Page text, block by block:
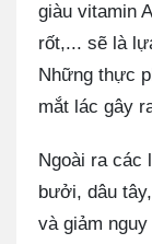
giàu vitamin
rốt,... sẽ là
Những thực
mắt lác gây
Ngoài ra các
bưởi, dâu
và giảm